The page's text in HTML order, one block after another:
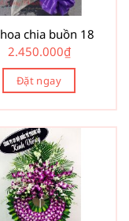
chia buồn 18
2.450.000₫
Đặt ngay